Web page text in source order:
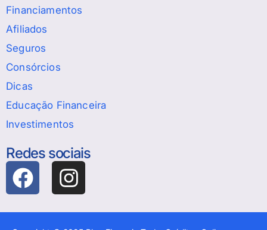
Financiamentos
Afiliados
Seguros
Consórcios
Dicas
Educação Financeira
Investimentos
Redes sociais